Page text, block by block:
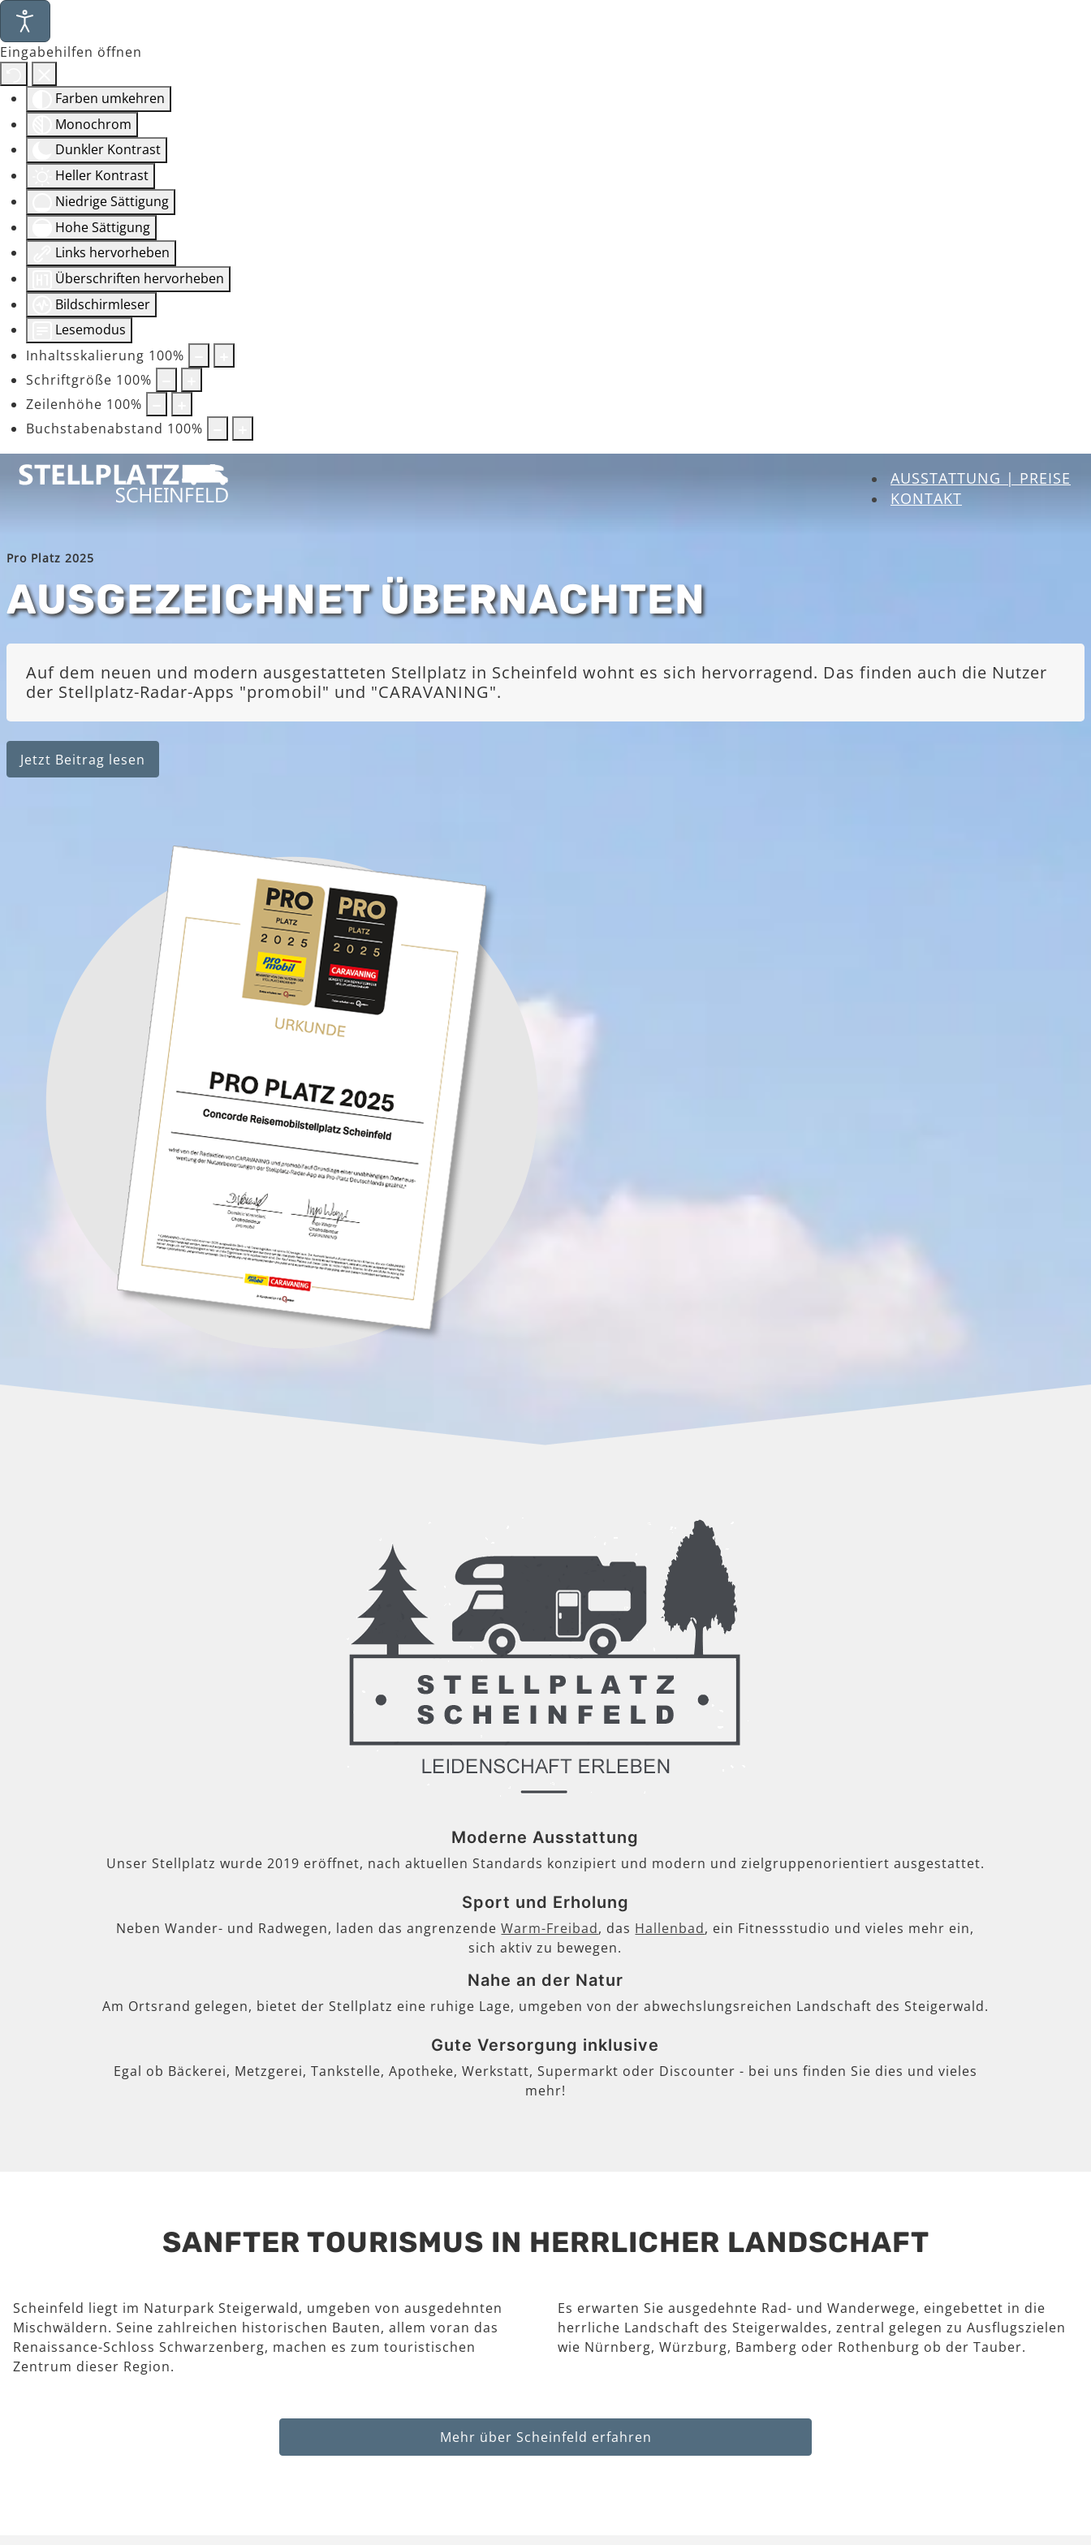
Eingabehilfen öffnen
Farben umkehren
Monochrom
Dunkler Kontrast
Heller Kontrast
Niedrige Sättigung
Hohe Sättigung
Links hervorheben
Überschriften hervorheben
Bildschirmleser
Lesemodus
Inhaltsskalierung 100%
Schriftgröße 100%
Zeilenhöhe 100%
Buchstabenabstand 100%
AUSSTATTUNG | PREISE
KONTAKT
Pro Platz 2025
AUSGEZEICHNET ÜBERNACHTEN
Auf dem neuen und modern ausgestatteten Stellplatz in Scheinfeld wohnt es sich hervorragend. Das finden auch die Nutzer
der Stellplatz-Radar-Apps "promobil" und "CARAVANING".
Jetzt Beitrag lesen
Moderne Ausstattung
Unser Stellplatz wurde 2019 eröffnet, nach aktuellen Standards konzipiert und modern und zielgruppenorientiert ausgestattet.
Sport und Erholung
Neben Wander- und Radwegen, laden das angrenzendeWarm-Freibad, das Hallenbad, ein Fitnessstudio und vieles mehr ein,
sich aktiv zu bewegen.
Nahe an der Natur
Am Ortsrand gelegen, bietet der Stellplatz eine ruhige Lage, umgeben von der abwechslungsreichen Landschaft des Steigerwald.
Gute Versorgung inklusive
Egal ob Bäckerei, Metzgerei, Tankstelle, Apotheke, Werkstatt, Supermarkt oder Discounter - bei uns finden Sie dies und vieles
mehr!
SANFTER TOURISMUS IN HERRLICHER LANDSCHAFT
Scheinfeld liegt im Naturpark Steigerwald, umgeben von ausgedehnten
Mischwäldern. Seine zahlreichen historischen Bauten, allem voran das
Renaissance-Schloss Schwarzenberg, machen es zum touristischen
Zentrum dieser Region.
Es erwarten Sie ausgedehnte Rad- und Wanderwege, eingebettet in die
herrliche Landschaft des Steigerwaldes, zentral gelegen zu Ausflugszielen
wie Nürnberg, Würzburg, Bamberg oder Rothenburg ob der Tauber.
Mehr über Scheinfeld erfahren